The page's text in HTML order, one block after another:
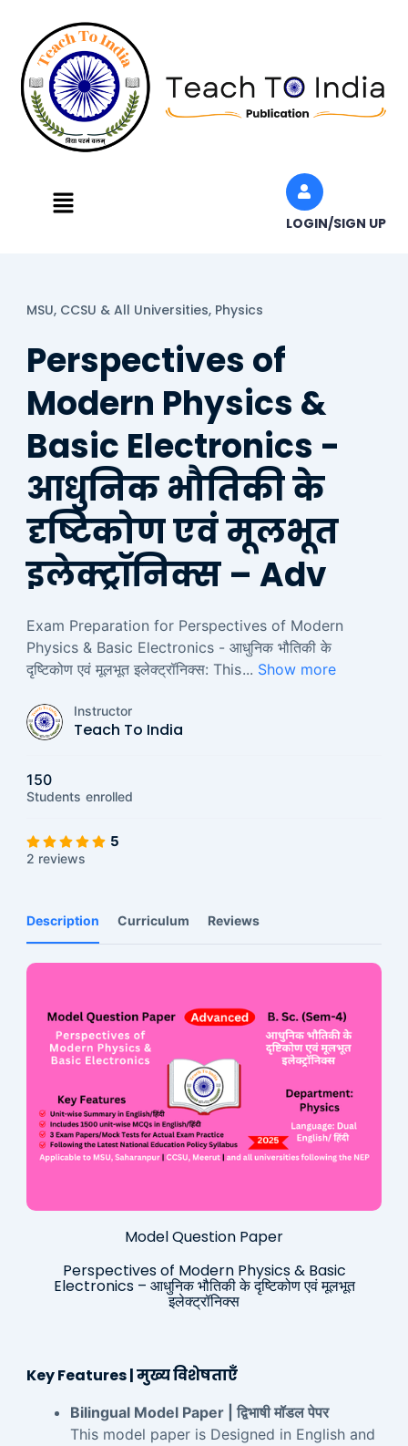
content
Menu
LOGIN/SIGN UP
MSU, CCSU & All Universities, Physics
Perspectives of
Modern Physics &
Basic Electronics -
आधुनिक भौतिकी के
दृष्टिकोण एवं मूलभूत
इलेक्ट्रॉनिक्स – Adv
Exam Preparation for Perspectives of Modern
Physics & Basic Electronics - आधुनिक भौतिकी के
दृष्टिकोण एवं मूलभूत इलेक्ट्रॉनिक्स: This... Show more
Instructor
Teach To India
150
Students enrolled
5
2 reviews
Description Curriculum Reviews
Model Question Paper
Perspectives of Modern Physics & Basic
Electronics – आधुनिक भौतिकी के दृष्टिकोण एवं मूलभूत
इलेक्ट्रॉनिक्स
Key Features | मुख्य विशेषताएँ
Bilingual Model Paper | द्विभाषी मॉडल पेपर
This model paper is Designed in English and